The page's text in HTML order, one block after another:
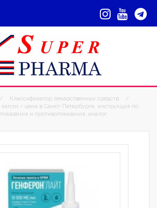
/ Классификатор лекарственных средств
/
– цена в Санкт-Петербурге, инструкция по
и противопоказания, аналог